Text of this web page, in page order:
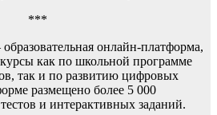
***
онлайн-платформа,
курсы как по школьной программе
так и по развитию цифровых
размещено более 5 000
и интерактивных заданий.